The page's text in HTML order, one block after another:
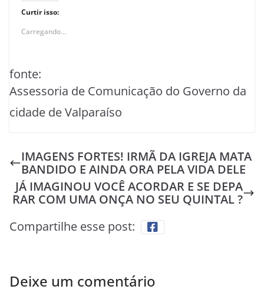
Curtir isso:
Carregando...
fonte:
Assessoria de Comunicação do Governo da
cidade de Valparaíso
IMAGENS FORTES! IRMÃ DA IGREJA MATA
BANDIDO E AINDA ORA PELA VIDA DELE
JÁ IMAGINOU VOCÊ ACORDAR E SE DEPA
RAR COM UMA ONÇA NO SEU QUINTAL ?
Compartilhe esse post:
Deixe um comentário